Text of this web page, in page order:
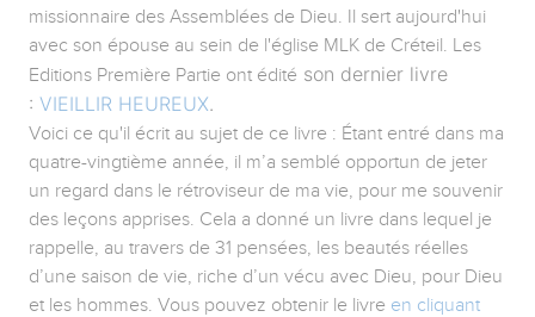
missionnaire des Assemblées de Dieu. Il sert aujourd'hui
avec son épouse au sein de l'église MLK de Créteil. Les
Editions Première Partie ont édité son dernier livre
: VIEILLIR HEUREUX.
Voici ce qu'il écrit au sujet de ce livre : Étant entré dans ma
quatre-vingtième année, il m’a semblé opportun de jeter
un regard dans le rétroviseur de ma vie, pour me souvenir
des leçons apprises. Cela a donné un livre dans lequel je
rappelle, au travers de 31 pensées, les beautés réelles
d’une saison de vie, riche d’un vécu avec Dieu, pour Dieu
et les hommes. Vous pouvez obtenir le livre en cliquant